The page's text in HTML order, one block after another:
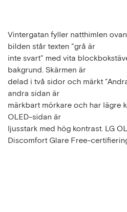
Vintergatan fyller natthimlen
bilden står texten "grå är
inte svart" med vita
bakgrund. Skärmen är
delad i två sidor och märkt
andra sidan är
märkbart mörkare och har lägre
OLED-sidan är
ljusstark med hög kontrast. LG
Discomfort Glare Free-